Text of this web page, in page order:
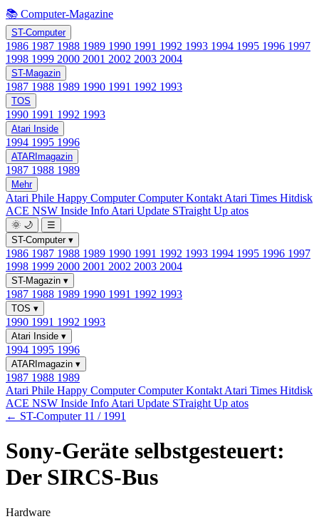
📚 Computer-Magazine
ST-Computer
1986 1987 1988 1989 1990 1991 1992 1993 1994 1995 1996 1997
1998 1999 2000 2001 2002 2003 2004
ST-Magazin
1987 1988 1989 1990 1991 1992 1993
TOS
1990 1991 1992 1993
Atari Inside
1994 1995 1996
ATARImagazin
1987 1988 1989
Mehr
Atari Phile Happy ComputerComputer Kontakt Atari Times Hitdisk
ACE NSW Inside Info Atari Update STraight Up atos
🌞 🌙
☰
ST-Computer ▾
1986 1987 1988 1989 1990 1991 1992 1993 1994 1995 1996 1997
1998 1999 2000 2001 2002 2003 2004
ST-Magazin ▾
1987 1988 1989 1990 1991 1992 1993
TOS ▾
1990 1991 1992 1993
Atari Inside ▾
1994 1995 1996
ATARImagazin ▾
1987 1988 1989
Atari Phile Happy ComputerComputer Kontakt Atari Times Hitdisk
ACE NSW Inside Info Atari Update STraight Up atos
← ST-Computer 11 / 1991
Sony-Geräte selbstgesteuert:
Der SIRCS-Bus
Hardware